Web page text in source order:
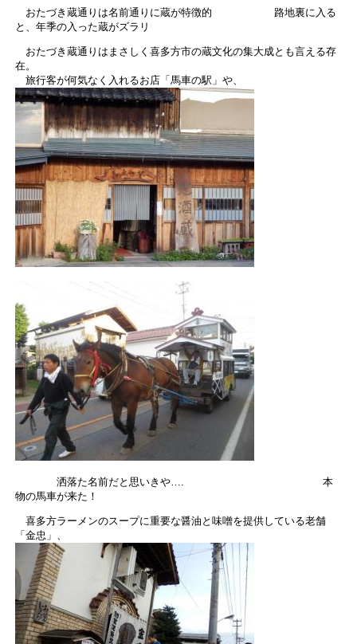
おたづき蔵通りは名前通りに蔵が特徴的 路地裏に入る
と、年季の入った蔵がズラリ
おたづき蔵通りはまさしく喜多方市の蔵文化の集大成とも言える存
在。
旅行客が何気なく入れるお店「馬車の駅」や、
洒落た名前だと思いきや…. 本
物の馬車が来た！
喜多方ラーメンのスープに重要な醤油と味噌を提供している老舗
「金忠」、